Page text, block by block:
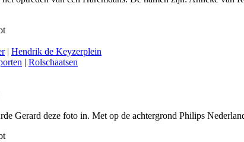
| Hendrik de Keyzerplein
| Rolschaatsen
Gerard deze foto in. Met op de achtergrond Philips